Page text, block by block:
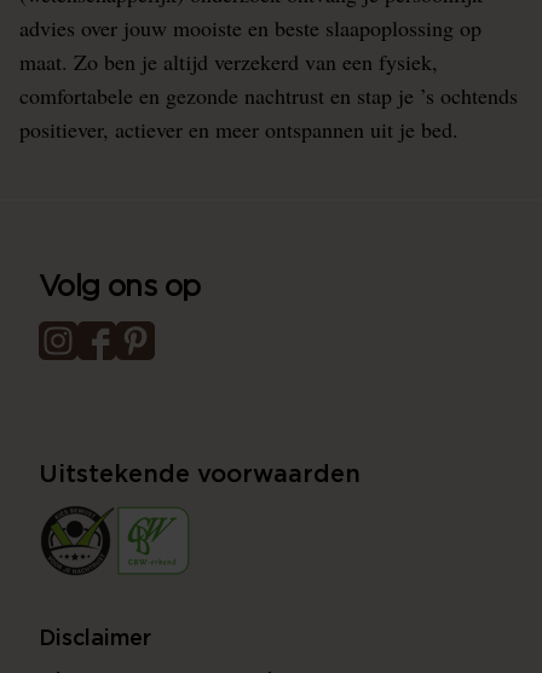
advies over jouw mooiste en beste slaapoplossing op
maat. Zo ben je altijd verzekerd van een fysiek,
comfortabele en gezonde nachtrust en stap je ’s ochtends
positiever, actiever en meer ontspannen uit je bed.
Volg ons op
Uitstekende voorwaarden
Disclaimer